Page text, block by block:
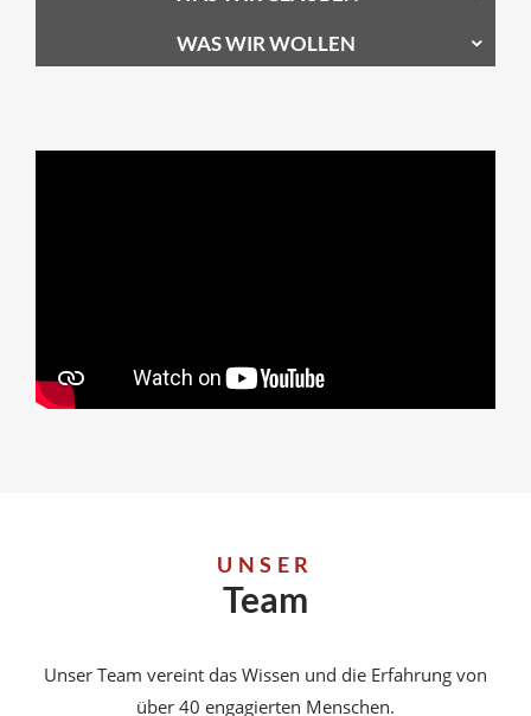
WAS WIR WOLLEN
UNSER
Team
Unser Team vereint das Wissen und die Erfahrung von
über 40 engagierten Menschen.